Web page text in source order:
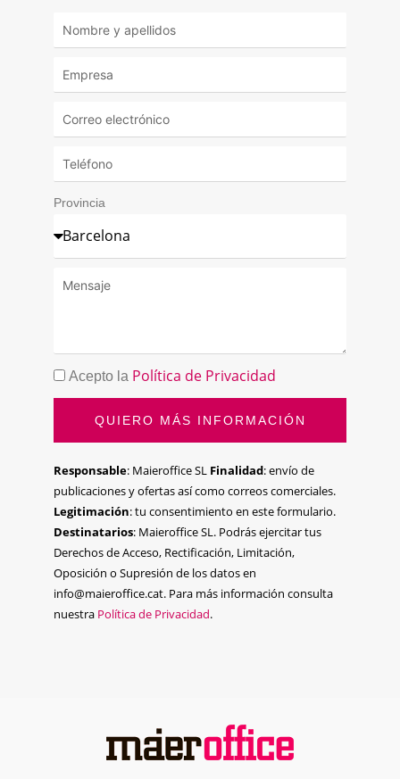
Provincia
Acepto la Política de Privacidad
QUIERO MÁS INFORMACIÓN
Responsable: Maieroffice SL Finalidad: envío de
publicaciones y ofertas así como correos comerciales.
Legitimación: tu consentimiento en este formulario.
Destinatarios: Maieroffice SL. Podrás ejercitar tus
Derechos de Acceso, Rectificación, Limitación,
Oposición o Supresión de los datos en
info@maieroffice.cat. Para más información consulta
nuestra Política de Privacidad.